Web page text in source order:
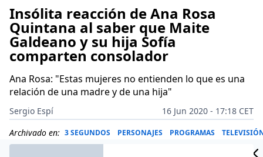
Insólita reacción de Ana Rosa
Quintana al saber que Maite
Galdeano y su hija Sofía
comparten consolador
Ana Rosa: "Estas mujeres no entienden lo que es una
relación de una madre y de una hija"
Sergio Espí
16 Jun 2020 - 17:18 CET
Archivado en: 3 SEGUNDOS PERSONAJES PROGRAMAS